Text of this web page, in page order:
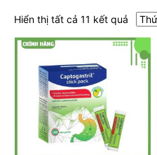
Hiển thị tất cả 11 kết quả